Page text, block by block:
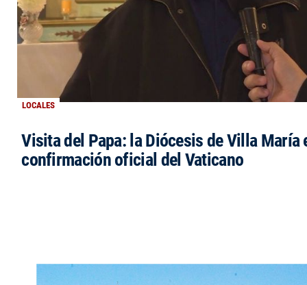
LOCALES
Visita del Papa: la Diócesis de Villa María
confirmación oficial del Vaticano